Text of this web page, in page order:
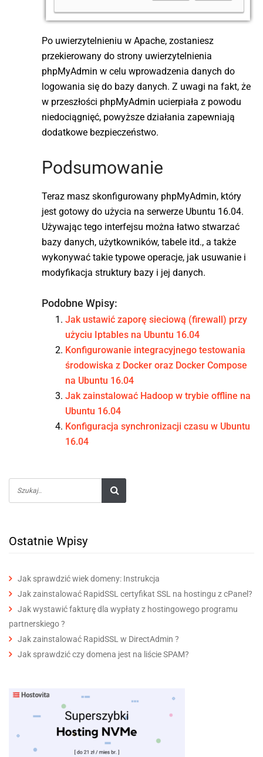
Po uwierzytelnieniu w Apache, zostaniesz
przekierowany do strony uwierzytelnienia
phpMyAdmin w celu wprowadzenia danych do
logowania się do bazy danych. Z uwagi na fakt, że
w przeszłości phpMyAdmin ucierpiała z powodu
niedociągnięć, powyższe działania zapewniają
dodatkowe bezpieczeństwo.
Podsumowanie
Teraz masz skonfigurowany phpMyAdmin, który
jest gotowy do użycia na serwerze Ubuntu 16.04.
Używając tego interfejsu można łatwo stwarzać
bazy danych, użytkowników, tabele itd., a także
wykonywać takie typowe operacje, jak usuwanie i
modyfikacja struktury bazy i jej danych.
Podobne Wpisy:
Jak ustawić zaporę sieciową (firewall) przy
użyciu Iptables na Ubuntu 16.04
Konfigurowanie integracyjnego testowania
środowiska z Docker oraz Docker Compose
na Ubuntu 16.04
Jak zainstalować Hadoop w trybie offline na
Ubuntu 16.04
Konfiguracja synchronizacji czasu w Ubuntu
16.04
Ostatnie Wpisy
Jak sprawdzić wiek domeny: Instrukcja
Jak zainstalować RapidSSL certyfikat SSL na hostingu z cPanel?
Jak wystawić fakturę dla wypłaty z hostingowego programu
partnerskiego ?
Jak zainstalować RapidSSL w DirectAdmin ?
Jak sprawdzić czy domena jest na liście SPAM?